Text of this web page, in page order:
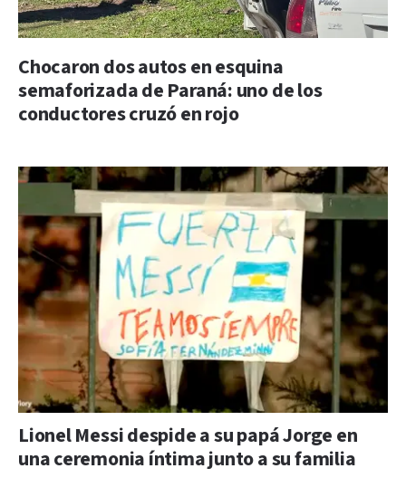
Chocaron dos autos en esquina
semaforizada de Paraná: uno de los
conductores cruzó en rojo
Lionel Messi despide a su papá Jorge en
una ceremonia íntima junto a su familia